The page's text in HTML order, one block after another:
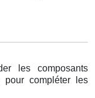
les composants
pour compléter les